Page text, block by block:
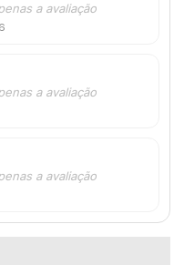
a avaliação
a avaliação
a avaliação